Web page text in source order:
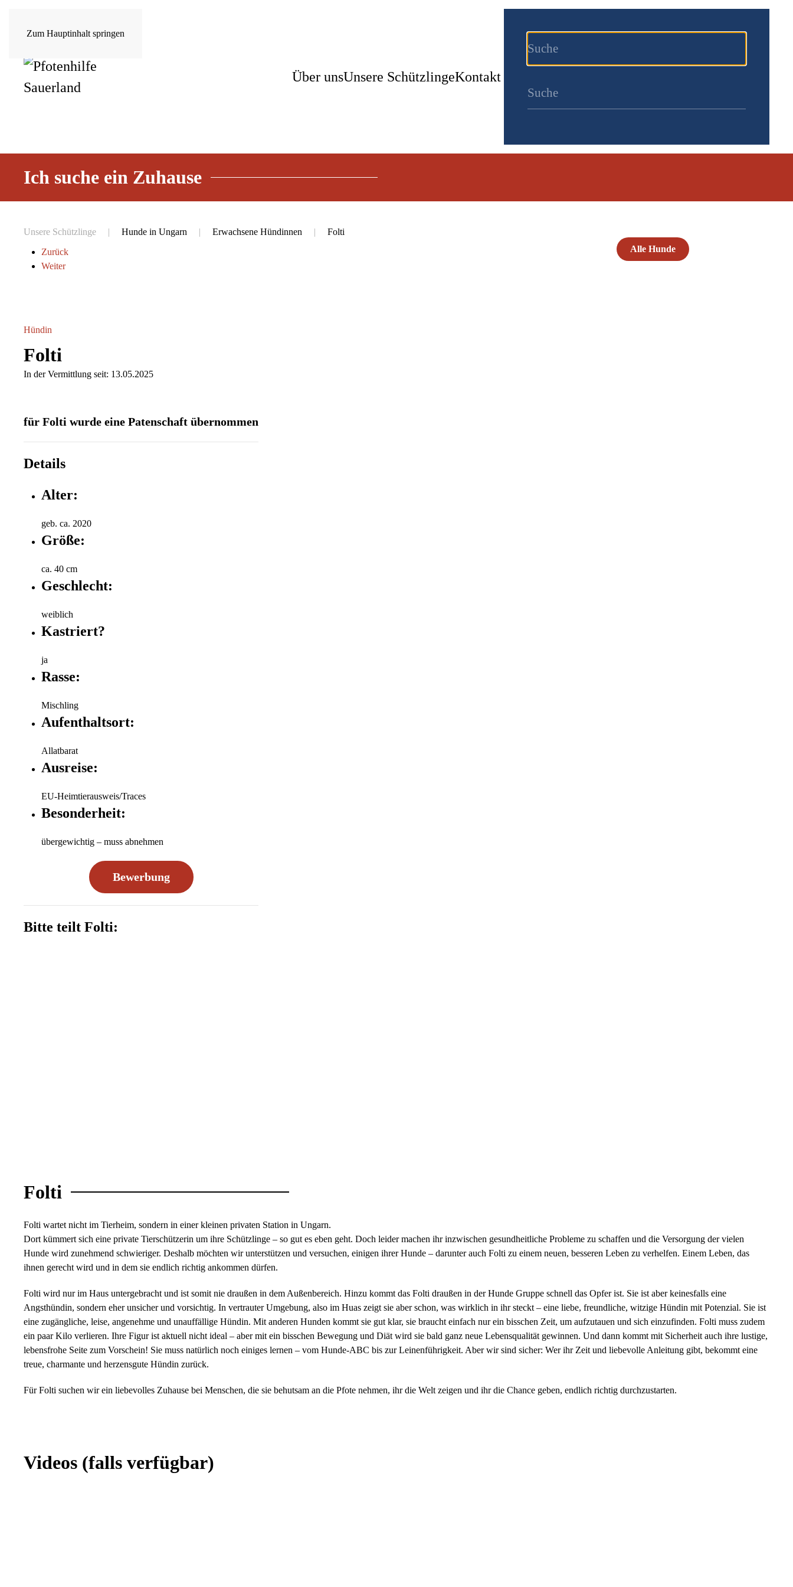
Zum Hauptinhalt springen
Über unsUnsere SchützlingeKontakt
Ich suche ein Zuhause
Unsere Schützlinge Hunde in Ungarn Erwachsene Hündinnen
Folti
Zurück
Weiter
Alle Hunde
Hündin
Folti
In der Vermittlung seit: 13.05.2025
für Folti wurde eine Patenschaft übernommen
Details
Alter:
geb. ca. 2020
Größe:
ca. 40 cm
Geschlecht:
weiblich
Kastriert?
ja
Rasse:
Mischling
Aufenthaltsort:
Allatbarat
Ausreise:
EU-Heimtierausweis/Traces
Besonderheit:
übergewichtig – muss abnehmen
Bewerbung
Bitte teilt Folti:
Folti
Folti wartet nicht im Tierheim, sondern in einer kleinen privaten Station in Ungarn.
Dort kümmert sich eine private Tierschützerin um ihre Schützlinge – so gut es eben geht. Doch leider machen ihr inzwischen gesundheitliche Probleme zu schaffen und die Versorgung der vielen
Hunde wird zunehmend schwieriger. Deshalb möchten wir unterstützen und versuchen, einigen ihrer Hunde – darunter auch Folti zu einem neuen, besseren Leben zu verhelfen. Einem Leben, das
ihnen gerecht wird und in dem sie endlich richtig ankommen dürfen.
Folti wird nur im Haus untergebracht und ist somit nie draußen in dem Außenbereich. Hinzu kommt das Folti draußen in der Hunde Gruppe schnell das Opfer ist. Sie ist aber keinesfalls eine
Angsthündin, sondern eher unsicher und vorsichtig. In vertrauter Umgebung, also im Huas zeigt sie aber schon, was wirklich in ihr steckt – eine liebe, freundliche, witzige Hündin mit Potenzial. Sie ist
eine zugängliche, leise, angenehme und unauffällige Hündin. Mit anderen Hunden kommt sie gut klar, sie braucht einfach nur ein bisschen Zeit, um aufzutauen und sich einzufinden. Folti muss zudem
ein paar Kilo verlieren. Ihre Figur ist aktuell nicht ideal – aber mit ein bisschen Bewegung und Diät wird sie bald ganz neue Lebensqualität gewinnen. Und dann kommt mit Sicherheit auch ihre lustige,
lebensfrohe Seite zum Vorschein! Sie muss natürlich noch einiges lernen – vom Hunde-ABC bis zur Leinenführigkeit. Aber wir sind sicher: Wer ihr Zeit und liebevolle Anleitung gibt, bekommt eine
treue, charmante und herzensgute Hündin zurück.
Für Folti suchen wir ein liebevolles Zuhause bei Menschen, die sie behutsam an die Pfote nehmen, ihr die Welt zeigen und ihr die Chance geben, endlich richtig durchzustarten.
Videos (falls verfügbar)